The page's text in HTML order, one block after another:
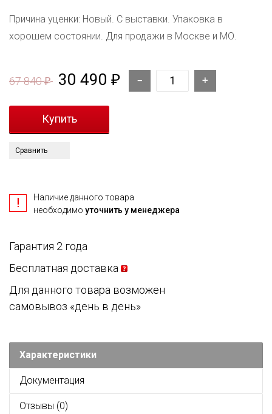
Причина уценки: Новый. С выставки. Упаковка в
хорошем состоянии. Для продажи в Москве и МО.
67 840₽ 30 490 ₽
Сравнить
Наличие данного товара
необходимо уточнить у менеджера
Гарантия 2 года
Бесплатная доставка
Для данного товара возможен
самовывоз «день в день»
Характеристики
Документация
Отзывы (0)